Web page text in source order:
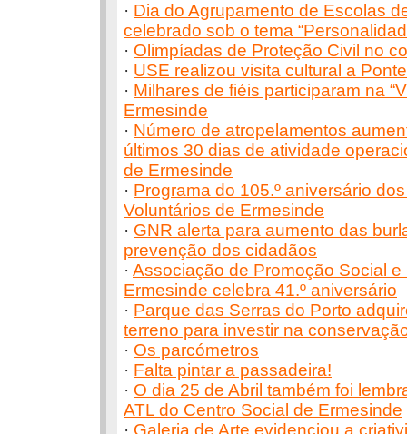
· Dia do Agrupamento de Escolas
celebrado sob o tema
· Olimpíadas de Proteção Civil no
· USE realizou visita cultural a
· Milhares de fiéis participaram na
Ermesinde
· Número de atropelamentos
últimos 30 dias de atividade
de Ermesinde
· Programa do 105.º aniversário
Voluntários de Ermesinde
· GNR alerta para aumento das
prevenção dos cidadãos
· Associação de Promoção Social e
Ermesinde celebra 41.º aniversário
· Parque das Serras do Porto
terreno para investir na
· Os parcómetros
· Falta pintar a passadeira!
· O dia 25 de Abril também foi
ATL do Centro Social de Ermesinde
· Galeria de Arte evidenciou a